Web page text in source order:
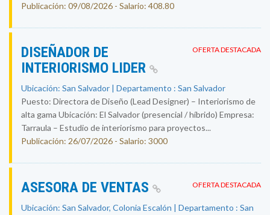
Publicación: 09/08/2026 - Salario: 408.80
OFERTA DESTACADA
DISEÑADOR DE
INTERIORISMO LIDER
Ubicación: San Salvador | Departamento : San Salvador
Puesto: Directora de Diseño (Lead Designer) – Interiorismo de
alta gama Ubicación: El Salvador (presencial / híbrido) Empresa:
Tarraula – Estudio de interiorismo para proyectos...
Publicación: 26/07/2026 - Salario: 3000
OFERTA DESTACADA
ASESORA DE VENTAS
Ubicación: San Salvador, Colonia Escalón | Departamento : San